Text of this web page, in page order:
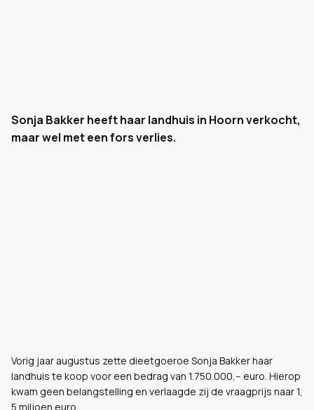
Sonja Bakker heeft haar landhuis in Hoorn verkocht,
maar wel met een fors verlies.
Vorig jaar augustus zette dieetgoeroe Sonja Bakker haar
landhuis te koop voor een bedrag van 1.750.000,-- euro. Hierop
kwam geen belangstelling en verlaagde zij de vraagprijs naar 1,
5 miljoen euro.